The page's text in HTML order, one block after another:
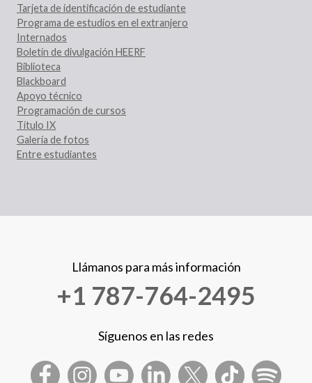
Tarjeta de identificación de estudiante
Programa de estudios en el extranjero
Internados
Boletín de divulgación HEERF
Biblioteca
Blackboard
Apoyo técnico
Programación de cursos
Título IX
Galería de fotos
Entre estudiantes
Llámanos para más información
+1 787-764-2495
Síguenos en las redes